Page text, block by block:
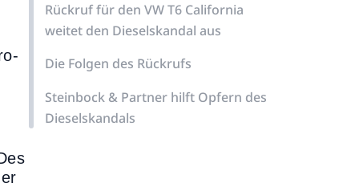
Rückruf für den VW T6 California
weitet den Dieselskandal aus
Die Folgen des Rückrufs
Steinbock & Partner hilft Opfern des
Dieselskandals